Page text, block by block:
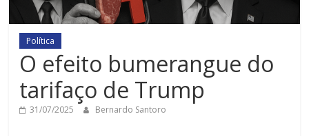
Política
O efeito bumerangue do
tarifaço de Trump
31/07/2025 Bernardo Santoro